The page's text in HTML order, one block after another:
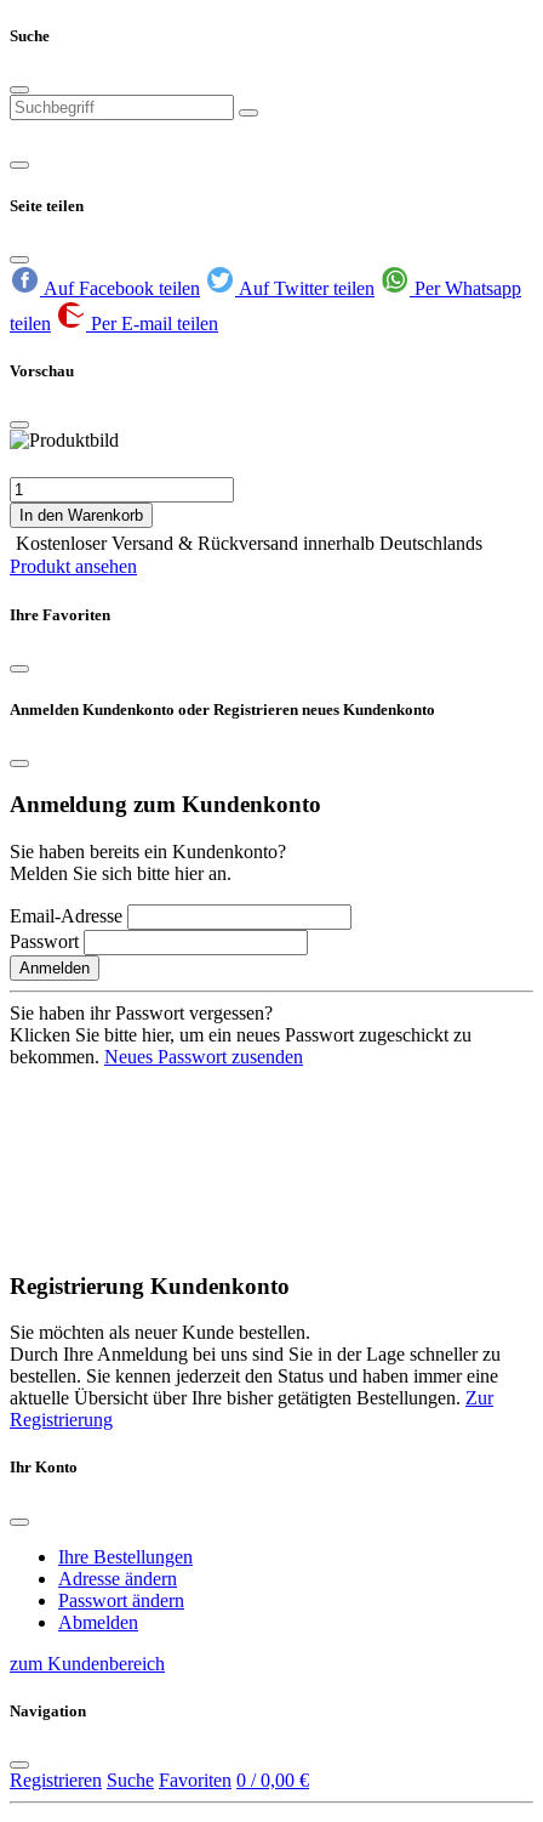
Suche
Seite teilen
Auf Facebook teilen Auf Twitter teilen
Per Whatsapp
teilen
Per E-mail teilen
Vorschau
In den Warenkorb
Kostenloser Versand & Rückversand innerhalb Deutschlands
Produkt ansehen
Ihre Favoriten
Anmelden Kundenkonto oder Registrieren neues Kundenkonto
Anmeldung zum Kundenkonto
Sie haben bereits ein Kundenkonto?
Melden Sie sich bitte hier an.
Email-Adresse
Passwort
Anmelden
Sie haben ihr Passwort vergessen?
Klicken Sie bitte hier, um ein neues Passwort zugeschickt zu
bekommen. Neues Passwort zusenden
Registrierung Kundenkonto
Sie möchten als neuer Kunde bestellen.
Durch Ihre Anmeldung bei uns sind Sie in der Lage schneller zu
bestellen. Sie kennen jederzeit den Status und haben immer eine
aktuelle Übersicht über Ihre bisher getätigten Bestellungen. Zur
Registrierung
Ihr Konto
Ihre Bestellungen
Adresse ändern
Passwort ändern
Abmelden
zum Kundenbereich
Navigation
Registrieren Suche Favoriten 0 / 0,00 €